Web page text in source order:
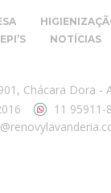
NOTÍCIAS
Chácara Dora -
11 95911-